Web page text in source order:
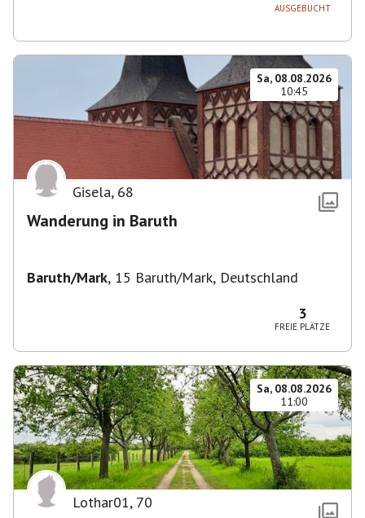
AUSGEBUCHT
Sa, 08.08.2026
10:45
Gisela, 68
Wanderung in Baruth
Baruth/Mark, 15 Baruth/Mark, Deutschland
3
FREIE PLÄTZE
Sa, 08.08.2026
11:00
Lothar01, 70